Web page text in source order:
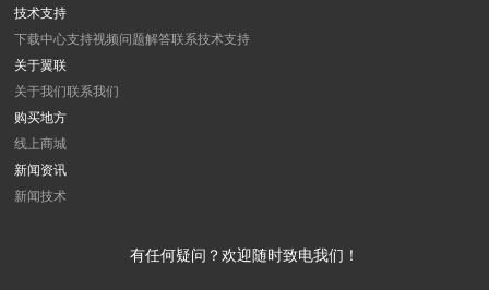
技术支持
下载中心支持视频问题解答联系技术支持
关于翼联
关于我们联系我们
购买地方
线上商城
新闻资讯
新闻技术
有任何疑问？欢迎随时致电我们！